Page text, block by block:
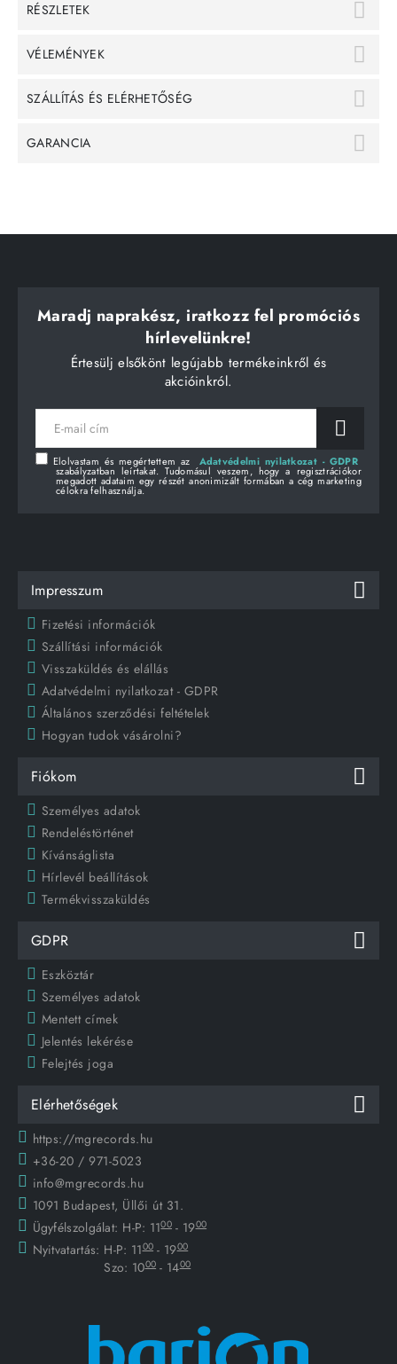
RÉSZLETEK
VÉLEMÉNYEK
SZÁLLÍTÁS ÉS ELÉRHETŐSÉG
GARANCIA
Maradj naprakész, iratkozz fel promóciós
hírlevelünkre!
Értesülj elsőkönt legújabb termékeinkről és
akcióinkról.
E-
mail
Elolvastam és megértettem az Adatvédelmi nyilatkozat - GDPR
szabályzatban leírtakat. Tudomásul veszem, hogy a regisztrációkor
megadott adataim egy részét anonimizált formában a cég marketing
célokra felhasználja.
Impresszum
Fizetési információk
Szállítási információk
Visszaküldés és elállás
Adatvédelmi nyilatkozat - GDPR
Általános szerződési feltételek
Hogyan tudok vásárolni?
Fiókom
Személyes adatok
Rendeléstörténet
Kívánságlista
Hírlevél beállítások
Termékvisszaküldés
GDPR
Eszköztár
Személyes adatok
Mentett címek
Jelentés lekérése
Felejtés joga
Elérhetőségek
https://mgrecords.hu
+36-20 / 971-5023
info@mgrecords.hu
1091 Budapest, Üllői út 31.
Ügyfélszolgálat: H-P: 1100 - 1900
Nyitvatartás: H-P: 1100 - 1900
Szo: 1000 - 1400